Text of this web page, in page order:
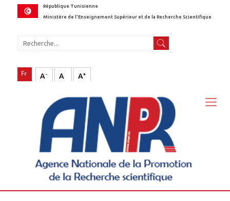
République Tunisienne
Ministère de l'Enseignement Supérieur et de la Recherche Scientifique
A- A A+